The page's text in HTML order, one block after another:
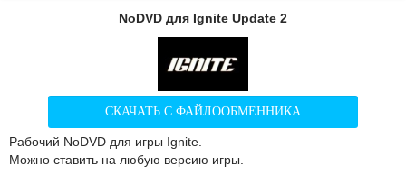
NoDVD для Ignite Update 2
СКАЧАТЬ С ФАЙЛООБМЕННИКА
Рабочий NoDVD для игры Ignite.
Можно ставить на любую версию игры.